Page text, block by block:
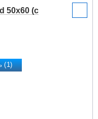
50x60 (с
(1)